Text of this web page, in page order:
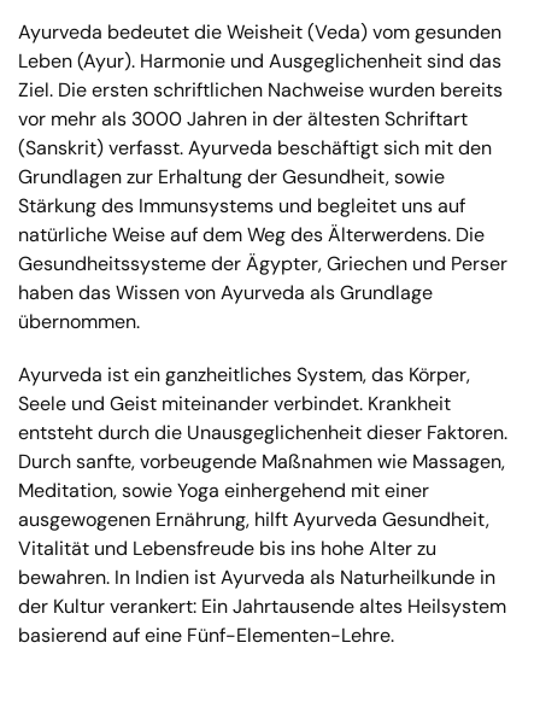
Ayurveda bedeutet die Weisheit (Veda) vom gesunden
Leben (Ayur). Harmonie und Ausgeglichenheit sind das
Ziel. Die ersten schriftlichen Nachweise wurden bereits
vor mehr als 3000 Jahren in der ältesten Schriftart
(Sanskrit) verfasst. Ayurveda beschäftigt sich mit den
Grundlagen zur Erhaltung der Gesundheit, sowie
Stärkung des Immunsystems und begleitet uns auf
natürliche Weise auf dem Weg des Älterwerdens. Die
Gesundheitssysteme der Ägypter, Griechen und Perser
haben das Wissen von Ayurveda als Grundlage
übernommen.
Ayurveda ist ein ganzheitliches System, das Körper,
Seele und Geist miteinander verbindet. Krankheit
entsteht durch die Unausgeglichenheit dieser Faktoren.
Durch sanfte, vorbeugende Maßnahmen wie Massagen,
Meditation, sowie Yoga einhergehend mit einer
ausgewogenen Ernährung, hilft Ayurveda Gesundheit,
Vitalität und Lebensfreude bis ins hohe Alter zu
bewahren. In Indien ist Ayurveda als Naturheilkunde in
der Kultur verankert: Ein Jahrtausende altes Heilsystem
basierend auf eine Fünf-Elementen-Lehre.